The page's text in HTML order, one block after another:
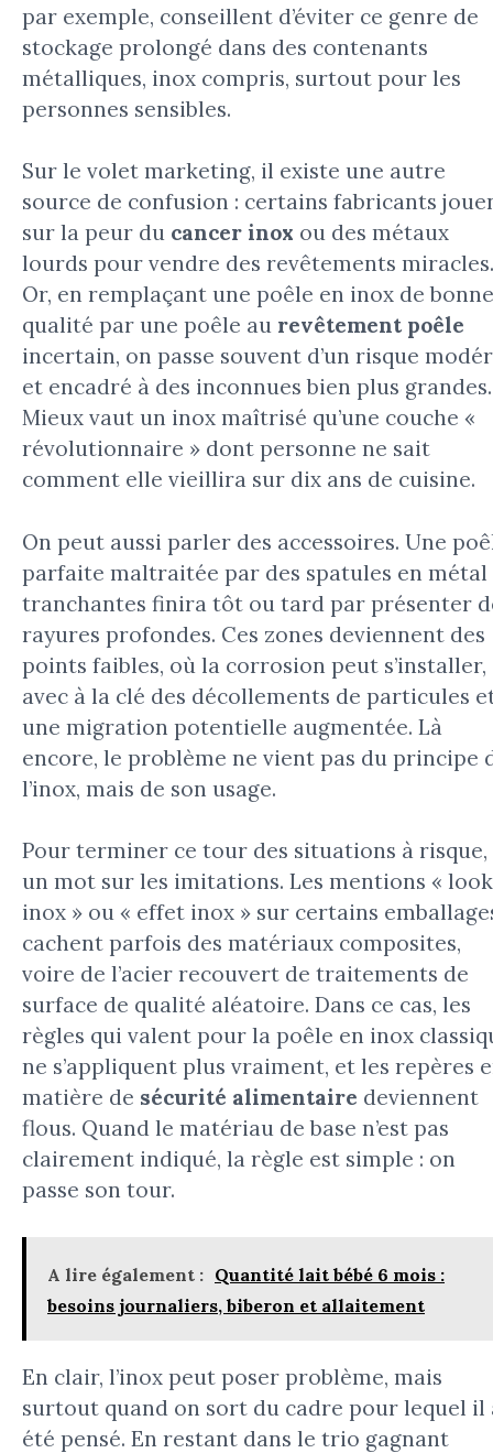
par exemple, conseillent d’éviter ce genre de
stockage prolongé dans des contenants
métalliques, inox compris, surtout pour les
personnes sensibles.
Sur le volet marketing, il existe une autre
source de confusion : certains fabricants
sur la peur du cancer inox ou des métaux
lourds pour vendre des revêtements miracles.
Or, en remplaçant une poêle en inox de bonne
qualité par une poêle au revêtement poêle
incertain, on passe souvent d’un risque
et encadré à des inconnues bien plus grandes.
Mieux vaut un inox maîtrisé qu’une couche «
révolutionnaire » dont personne ne sait
comment elle vieillira sur dix ans de cuisine.
On peut aussi parler des accessoires. Une
parfaite maltraitée par des spatules en métal
tranchantes finira tôt ou tard par présenter
rayures profondes. Ces zones deviennent des
points faibles, où la corrosion peut s’installer,
avec à la clé des décollements de particules
une migration potentielle augmentée. Là
encore, le problème ne vient pas du principe
l’inox, mais de son usage.
Pour terminer ce tour des situations à risque,
un mot sur les imitations. Les mentions « look
inox » ou « effet inox » sur certains
cachent parfois des matériaux composites,
voire de l’acier recouvert de traitements de
surface de qualité aléatoire. Dans ce cas, les
règles qui valent pour la poêle en inox
ne s’appliquent plus vraiment, et les repères
matière de sécurité alimentaire deviennent
flous. Quand le matériau de base n’est pas
clairement indiqué, la règle est simple : on
passe son tour.
A lire également : Quantité lait bébé 6 mois :
besoins journaliers, biberon et allaitement
En clair, l’inox peut poser problème, mais
surtout quand on sort du cadre pour lequel il
été pensé. En restant dans le trio gagnant